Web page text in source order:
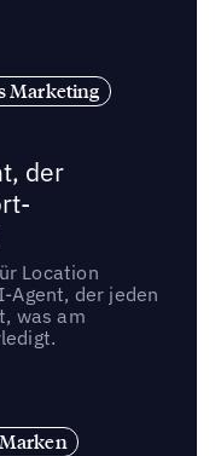
Marketing
der
Location
Agent, der jeden
was am